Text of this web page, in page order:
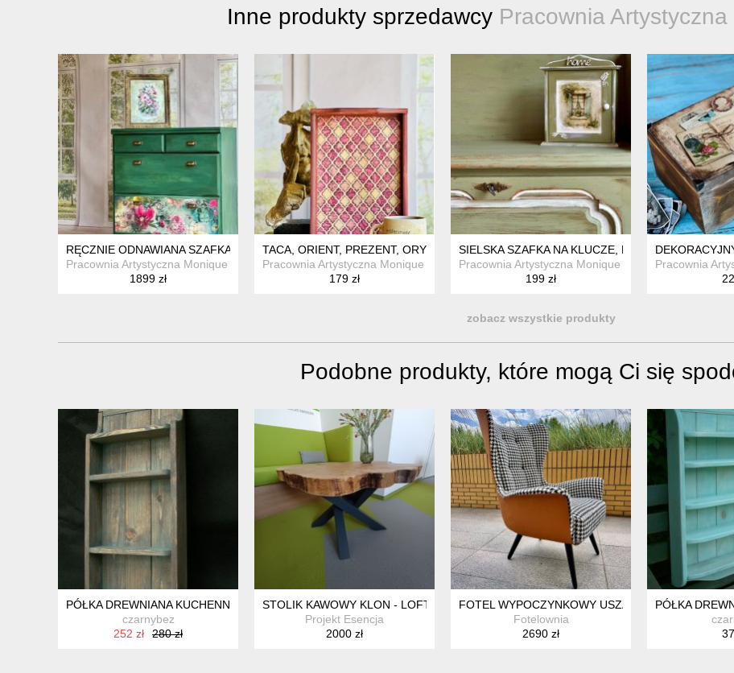
Inne produkty sprzedawcy Pracownia
RĘCZNIE ODNAWIANA SZAFKA NA BUTY Z MOTYWEM KWIATOWYM, UNIKAT
Pracownia Artystyczna Monique Art
1899 zł
TACA, ORIENT, PREZENT, ORYGINALNA DEKORACJA NA STÓŁ
Pracownia Artystyczna Monique Art
179 zł
SIELSKA SZAFKA NA KLUCZE, RĘCZNIE
Pracownia Artystyczna Monique Art
199 zł
Pracownia
zobacz wszystkie produkty
Podobne produkty, które mogą Ci się
PÓŁKA DREWNIANA KUCHENNA WISZĄCA DREWNO
czarnybez
252 zł
280 zł
STOLIK KAWOWY KLON - LOFT COFFEE TABLE 80 CM
Projekt Esencja
2000 zł
FOTEL WYPOCZYNKOWY USZAK PIKOWANY
Fotelownia
2690 zł
PÓŁKA